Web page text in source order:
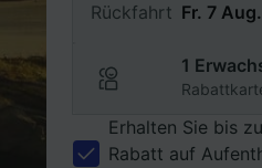
Rückfahrt
1
Erhalten Sie bis
Rabatt auf